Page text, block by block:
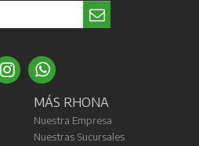
MÁS RHONA
Nuestra Empresa
Nuestras Sucursales